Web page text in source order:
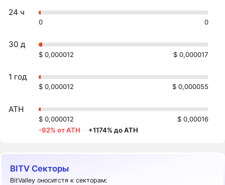
24 ч
0 0
30 д
$ 0,000012 $ 0,000017
1 год
$ 0,000012 $ 0,000055
ATH
$ 0,000012
$ 0,00016
-92% от ATH · +1174% до ATH
BITV Секторы
BitValley оноситстя к секторам: